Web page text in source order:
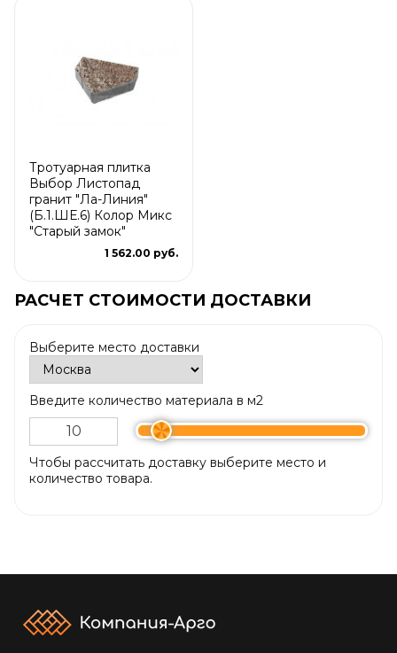
Тротуарная плитка
Выбор Листопад
гранит "Ла-Линия"
(Б.1.ШЕ.6) Колор Микс
"Старый замок"
1 562.00 руб.
РАСЧЕТ СТОИМОСТИ ДОСТАВКИ
Выберите место доставки
Введите количество материала в м2
Чтобы рассчитать доставку выберите место и
количество товара.